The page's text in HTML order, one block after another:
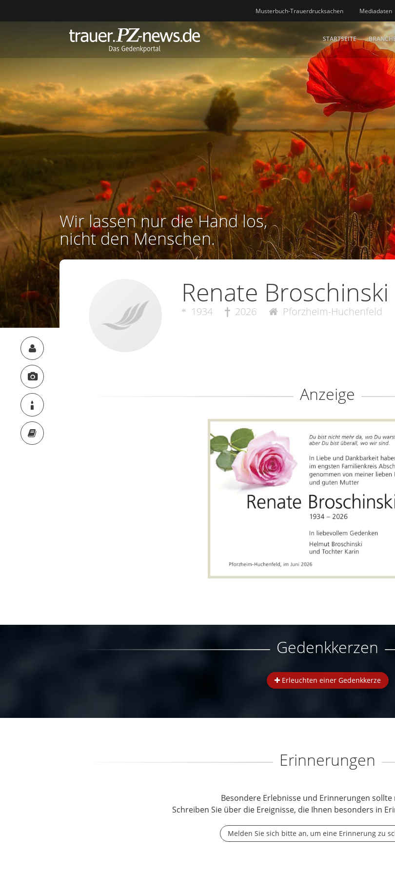
Musterbuch-Trauerdrucksachen Mediadaten
STARTSEITE
Wir lassen nur die Hand los,
nicht den Menschen.
Renate Broschinski
1934 2026 Pforzheim-Huchenfeld
Anzeige
Gedenkkerzen
Erleuchten einer Gedenkkerze
Erinnerungen
Besondere Erlebnisse und Erinnerungen sollte
Schreiben Sie über die Ereignisse, die Ihnen besonders in
Melden Sie sich bitte an, um eine Erinnerung zu